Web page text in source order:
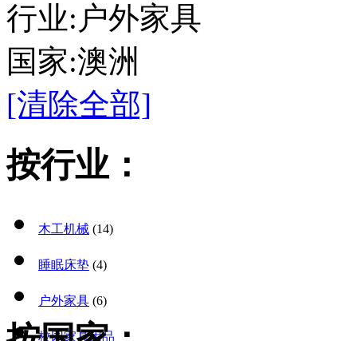
行业:户外家具
国家:澳洲
[清除全部]
按行业：
木工机械 (14)
睡眠床垫 (4)
户外家具 (6)
校园家具用品